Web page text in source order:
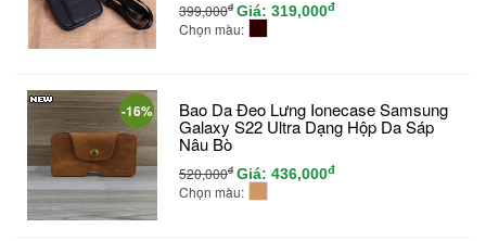
399,000đ Giá: 319,000đ
Chọn màu:
-16% Bao Da Đeo Lưng Ionecase Samsung
Galaxy S22 Ultra Dạng Hộp Da Sáp
Nâu Bò
520,000đ Giá: 436,000đ
Chọn màu: